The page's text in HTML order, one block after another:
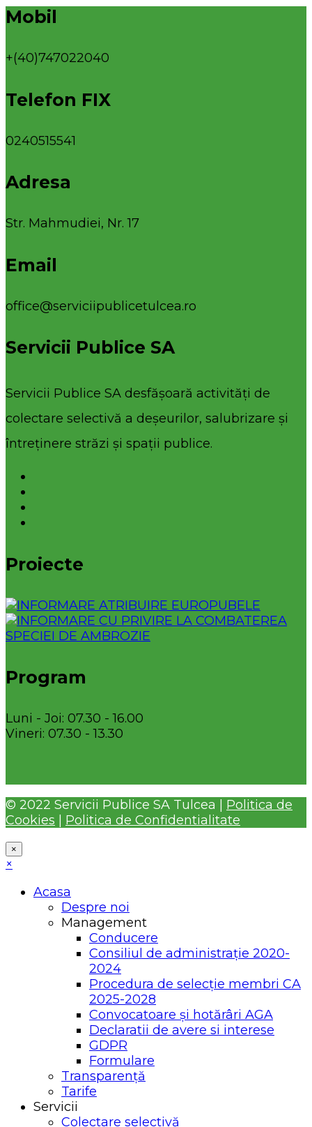
Mobil
+(40)747022040
Telefon FIX
0240515541
Adresa
Str. Mahmudiei, Nr. 17
Email
office@serviciipublicetulcea.ro
Servicii Publice SA
Servicii Publice SA desfășoară activități de
colectare selectivă a deșeurilor, salubrizare și
întreținere străzi și spații publice.
Proiecte
Program
Luni - Joi: 07.30 - 16.00
Vineri: 07.30 - 13.30
© 2022 Servicii Publice SA Tulcea | Politica de
Cookies
Politica de Confidentialitate
×
×
Acasa
Despre noi
Management
Conducere
Consiliul de administrație 2020-
2024
Procedura de selecție membri CA
2025-2028
Convocatoare și hotărâri AGA
Declaratii de avere si interese
GDPR
Formulare
Transparență
Tarife
Servicii
Colectare selectivă